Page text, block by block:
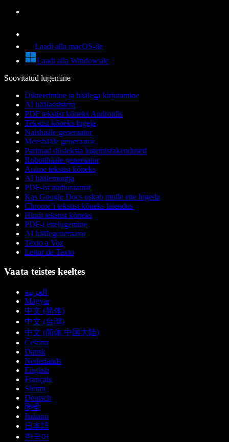
Laadi alla macOS-ile
Laadi alla Windowsile
Soovitatud lugemine
Dikteerimine ja häälega kirjutamine
AI häälassistent
PDF tekstist kõneks Androidis
Tekstist kõneks lugeja
Naishääle generaator
Meeshääle generaator
Parimad düsleksia lugemisrakendused
Robotihääle generaator
Anime tekstist kõneks
AI häälemuutja
PDF-ist audioraamat
Kas Google Docs oskab mulle ette lugeda
Chrome’i tekstist kõneks laiendus
Hindi tekstist kõneks
PDF-i ettelugemine
AI häälegeneraator
Texto a Voz
Leitor de Texto
Vaata teistes keeltes
العربية
Magyar
中文 (简体)
中文 (台灣)
中文 (简体 中国大陆)
Čeština
Dansk
Nederlands
English
Français
Suomi
Deutsch
हिन्दी
Italiano
日本語
한국어